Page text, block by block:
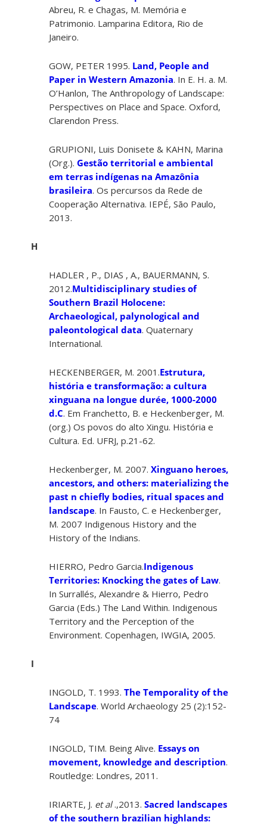
Abreu, R. e Chagas, M. Memória e
Patrimonio. Lamparina Editora, Rio de
Janeiro.
GOW, PETER 1995. Land, People and
Paper in Western Amazonia. In E. H. a. M.
O’Hanlon, The Anthropology of Landscape:
Perspectives on Place and Space. Oxford,
Clarendon Press.
GRUPIONI, Luis Donisete & KAHN, Marina
(Org.).Gestão territorial e ambiental
em terras indígenas na Amazônia
brasileira. Os percursos da Rede de
Cooperação Alternativa. IEPÉ, São Paulo,
2013.
H
HADLER , P., DIAS , A., BAUERMANN, S.
2012.Multidisciplinary studies of
Southern Brazil Holocene:
Archaeological, palynological and
paleontological data. Quaternary
International.
HECKENBERGER, M. 2001.Estrutura,
história e transformação: a cultura
xinguana na longue durée, 1000-2000
d.C. Em Franchetto, B. e Heckenberger, M.
(org.) Os povos do alto Xingu. História e
Cultura. Ed. UFRJ, p.21-62.
Heckenberger, M. 2007.Xinguano heroes,
ancestors, and others: materializing the
past n chiefly bodies, ritual spaces and
landscape. In Fausto, C. e Heckenberger,
M. 2007 Indigenous History and the
History of the Indians.
HIERRO, Pedro Garcia.Indigenous
Territories: Knocking the gates of Law.
In Surrallés, Alexandre & Hierro, Pedro
Garcia (Eds.) The Land Within. Indigenous
Territory and the Perception of the
Environment. Copenhagen, IWGIA, 2005.
I
INGOLD, T. 1993.The Temporality of the
Landscape. World Archaeology 25 (2):152-
74
INGOLD, TIM. Being Alive. Essays on
movement, knowledge and description.
Routledge: Londres, 2011.
IRIARTE, J. et al.,2013.Sacred landscapes
of the southern brazilian highlands: